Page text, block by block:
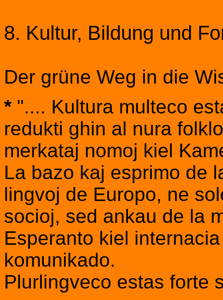
8. Kultur, Bildung und
Der grüne Weg in die
* ".... Kultura multeco
redukti ghin al nura
merkataj nomoj kiel
La bazo kaj esprimo de
lingvoj de Europo, ne
socioj, sed ankau de la
Esperanto kiel
komunikado.
Plurlingveco estas forte